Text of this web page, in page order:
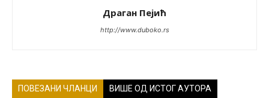
Драган Пејић
http://www.duboko.rs
ПОВЕЗАНИ ЧЛАНЦИ ВИШЕ ОД ИСТОГ АУТОРА